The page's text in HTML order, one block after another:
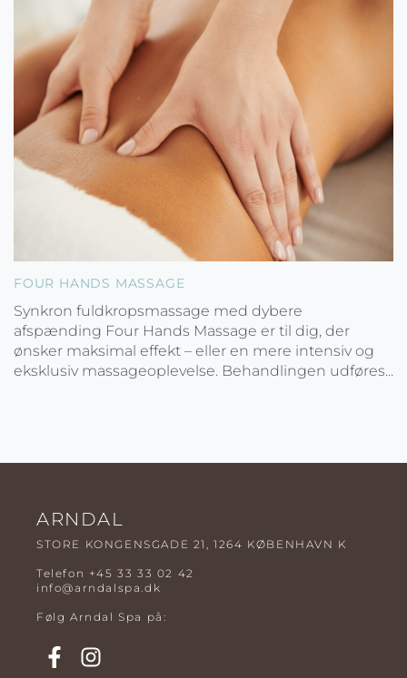
FOUR HANDS MASSAGE
Synkron fuldkropsmassage med dybere
afspænding Four Hands Massage er til dig, der
ønsker maksimal effekt – eller en mere intensiv og
eksklusiv massageoplevelse. Behandlingen udføres...
ARNDAL
STORE KONGENSGADE 21, 1264 KØBENHAVN K
Telefon +45 33 33 02 42
info@arndalspa.dk
Følg Arndal Spa på: